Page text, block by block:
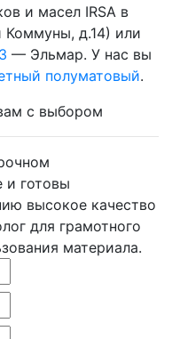
и масел IRSA в
д.14) или
— Эльмар. У нас вы
полуматовый.
с выбором
и готовы
высокое качество
для грамотного
материала.